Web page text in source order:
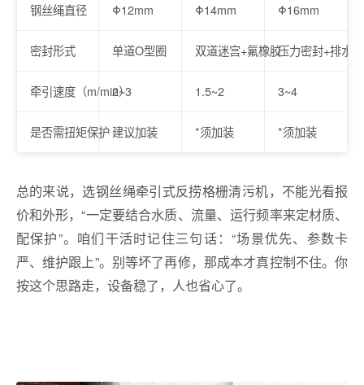
钢丝绳直径 Φ12mm Φ14mm Φ16mm
密封形式 单道O型圈 双道迷宫+氟橡胶压力密封+排水孔
牵引速度（m/min）
2~3 1.5~2 3~4
是否需扭矩保护 建议加装 *须加装 *须加装
总的来说，选钢丝绳牵引式反捞格栅清污机，不能光看报
价和外形，“一定要结合水质、流量、运行频率来定材质、
配保护”。咱们干活时记住三句话：“场景优先、参数卡
严、维护跟上”。别等坏了再修，那成本才真控制不住。你
按这个思路走，设备稳了，人也省心了。